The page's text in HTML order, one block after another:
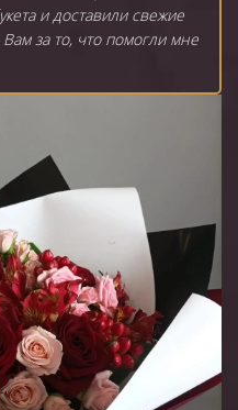
и доставили свежие
за то, что помогли мне